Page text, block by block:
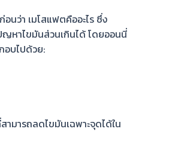
อนว่า เมโสแฟตคืออะไร ซึ่ง
หาไขมันส่วนเกินได้ โดยออนนี่
อบไปด้วย:
ามารถลดไขมันเฉพาะจุดได้ใน